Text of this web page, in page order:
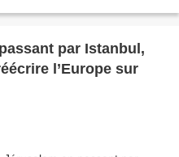
par Istanbul,
l’Europe sur